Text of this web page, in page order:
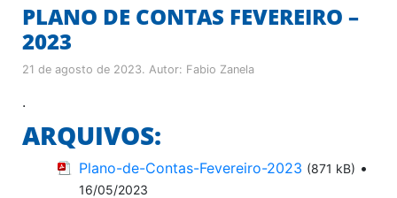
PLANO DE CONTAS FEVEREIRO –
2023
21 de agosto de 2023. Autor: Fabio Zanela
.
ARQUIVOS:
Plano-de-Contas-Fevereiro-2023 (871 kB) •
16/05/2023